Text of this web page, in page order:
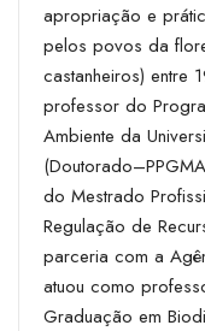
apropriação e
pelos povos da
castanheiros) entre
professor do
Ambiente da
do Mestrado
Regulação de
parceria com a
atuou como
Graduação em